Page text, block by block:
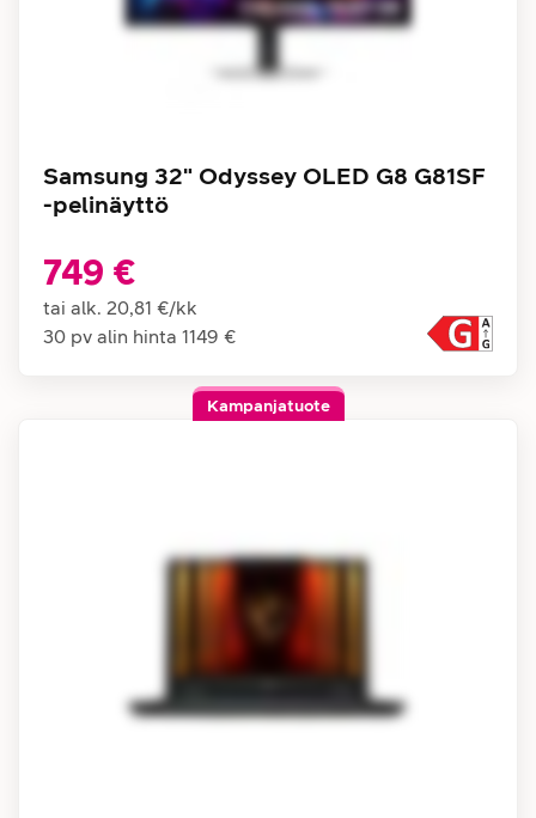
Samsung 32" Odyssey OLED G8 G81SF
-pelinäyttö
749 €
tai alk. 20,81 €/kk
30 pv alin hinta 1149 €
Kampanjatuote